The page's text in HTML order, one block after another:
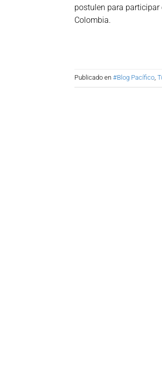
postulen para participar
Colombia.
Publicado en #Blog Pacífico